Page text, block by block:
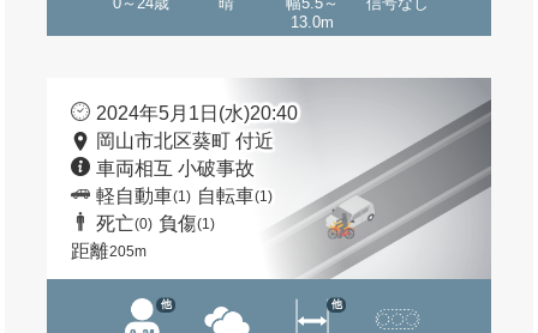
13.0m
2024年5月1日(水)20:40
岡山市北区葵町 付近
車両相互 小破事故
軽自動車(1) 自転車(1)
死亡(0) 負傷(1)
距離205m
他 他